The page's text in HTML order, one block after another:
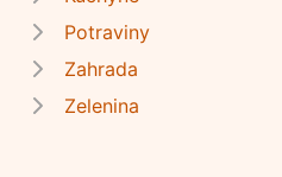
Potraviny
Zahrada
Zelenina